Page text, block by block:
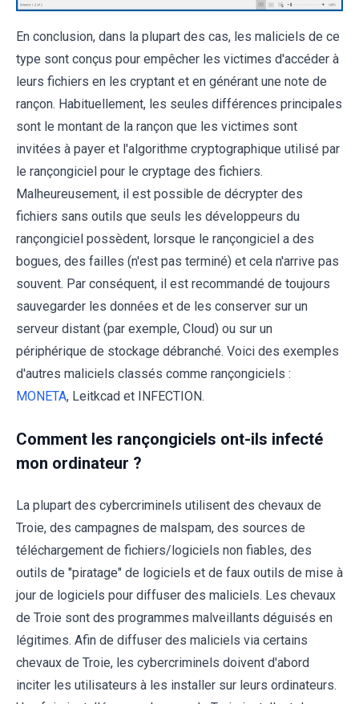
En conclusion, dans la plupart des cas, les maliciels de ce
type sont conçus pour empêcher les victimes d'accéder à
leurs fichiers en les cryptant et en générant une note de
rançon. Habituellement, les seules différences principales
sont le montant de la rançon que les victimes sont
invitées à payer et l'algorithme cryptographique utilisé par
le rançongiciel pour le cryptage des fichiers.
Malheureusement, il est possible de décrypter des
fichiers sans outils que seuls les développeurs du
rançongiciel possèdent, lorsque le rançongiciel a des
bogues, des failles (n'est pas terminé) et cela n'arrive pas
souvent. Par conséquent, il est recommandé de toujours
sauvegarder les données et de les conserver sur un
serveur distant (par exemple, Cloud) ou sur un
périphérique de stockage débranché. Voici des exemples
d'autres maliciels classés comme rançongiciels :
MONETA, Leitkcad et INFECTION.
Comment les rançongiciels ont-ils infecté
mon ordinateur ?
La plupart des cybercriminels utilisent des chevaux de
Troie, des campagnes de malspam, des sources de
téléchargement de fichiers/logiciels non fiables, des
outils de "piratage" de logiciels et de faux outils de mise à
jour de logiciels pour diffuser des maliciels. Les chevaux
de Troie sont des programmes malveillants déguisés en
légitimes. Afin de diffuser des maliciels via certains
chevaux de Troie, les cybercriminels doivent d'abord
inciter les utilisateurs à les installer sur leurs ordinateurs.